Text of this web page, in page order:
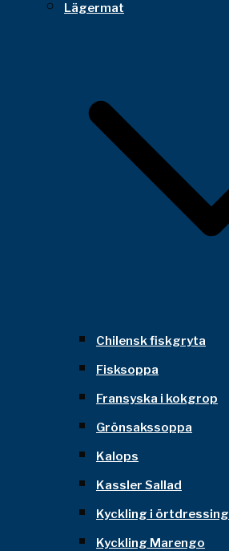
Lägermat
Chilensk fiskgryta
Fisksoppa
Fransyska i kokgrop
Grönsakssoppa
Kalops
Kassler Sallad
Kyckling i örtdressing
Kyckling Marengo